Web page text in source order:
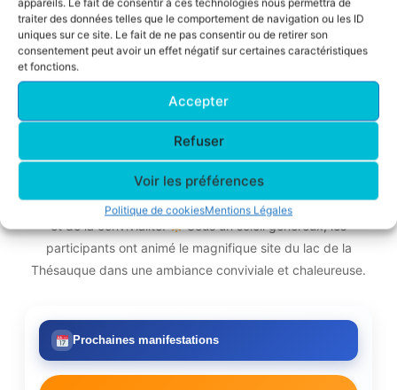
appareils. Le fait de consentir à ces technologies nous permettra de
traiter des données telles que le comportement de navigation ou les ID
uniques sur ce site. Le fait de ne pas consentir ou de retirer son
consentement peut avoir un effet négatif sur certaines caractéristiques
et fonctions.
Accepter
Refuser
Voir les préférences
Politique de cookiesMentions Légales
RAID ACFA 2026 : un succès
collectif!
Victoire de Danielle T., Jean B., Alain
M., Christophe S. et GG.
Les équipes engagées ont totalisé près de 450
km au cours de cette journée placée sous le signe du sport
et de la convivialité.
Sous un soleil généreux, les
participants ont animé le magnifique site du lac de la
Thésauque dans une ambiance conviviale et chaleureuse.
Prochaines manifestations